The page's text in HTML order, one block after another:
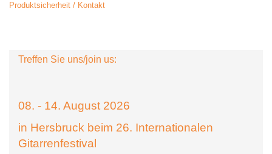
Produktsicherheit / Kontakt
Treffen Sie uns/join us:
08. - 14. August 2026
in Hersbruck beim 26. Internationalen
Gitarrenfestival